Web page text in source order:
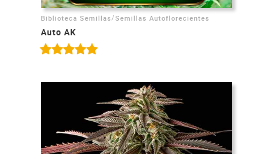
Biblioteca Semillas /Semillas Autoflorecientes
Auto AK